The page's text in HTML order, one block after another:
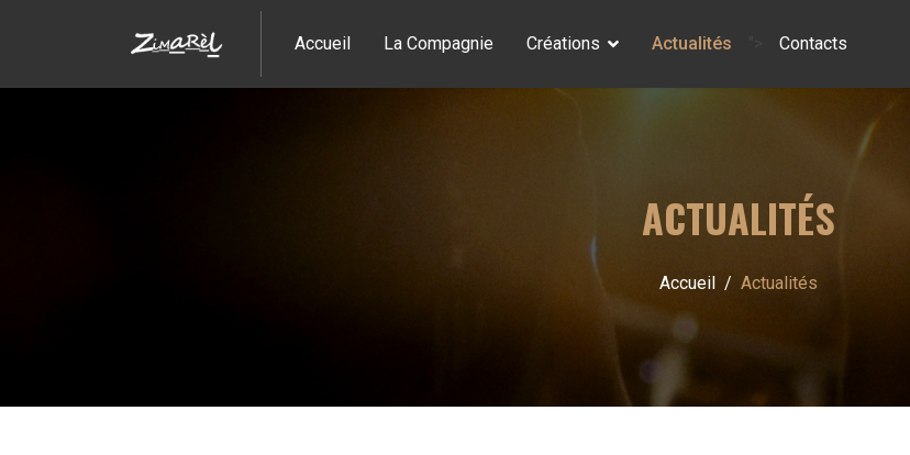
Accueil La Compagnie Créations Actualités Contacts
ACTUALITÉS
Accueil Actualités